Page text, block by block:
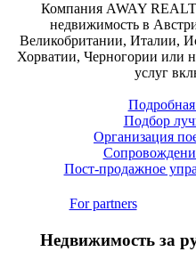
Компания AWAY
недвижимость в
Великобритании, Италии,
Хорватии, Черногории или
услуг
Подробная
Подбор
Организация
Пост-продажное
For partners
Недвижимость за